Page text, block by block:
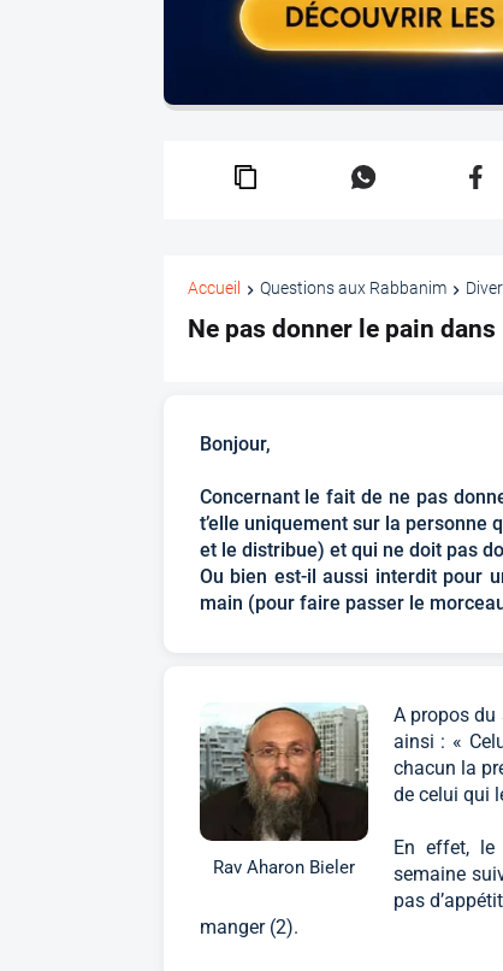
Accueil Questions aux Rabbanim
Ne pas donner le pain dans
Bonjour,
Concernant le fait de ne pas
t’elle uniquement sur la
et le distribue) et qui ne doit pas
Ou bien est-il aussi interdit pour
main (pour faire passer le
Rav Aharon Bieler
A propos du
ainsi : «
chacun la
de celui qui
En effet, le
semaine
pas
manger (2).